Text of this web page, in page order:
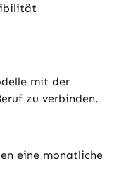
mit der
zu verbinden.
eine monatliche